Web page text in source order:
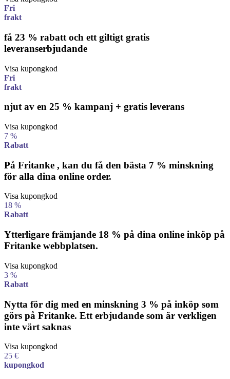
Fri
frakt
få 23 % rabatt och ett giltigt gratis
leveranserbjudande
Visa kupongkod
Fri
frakt
njut av en 25 % kampanj + gratis leverans
Visa kupongkod
7 %
Rabatt
På Fritanke , kan du få den bästa 7 % minskning
för alla dina online order.
Visa kupongkod
18 %
Rabatt
Ytterligare främjande 18 % på dina online inköp på
Fritanke webbplatsen.
Visa kupongkod
3 %
Rabatt
Nytta för dig med en minskning 3 % på inköp som
görs på Fritanke. Ett erbjudande som är verkligen
inte värt saknas
Visa kupongkod
25 €
kupongkod